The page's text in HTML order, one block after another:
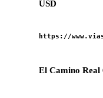
USD
https://